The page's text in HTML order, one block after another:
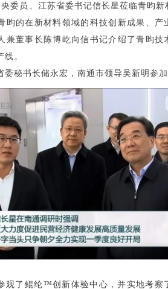
央委员、江苏省委书记信长星莅临青昀
昀的在新材料领域的科技创新成果、产
兼董事长陈博屹向信书记介绍了青昀技
。
委秘书长储永宏，南通市领导吴新明参
观了鲲纶™创新体验中心，并实地考